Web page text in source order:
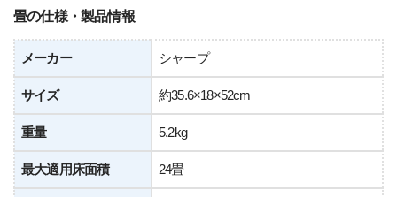
畳の仕様・製品情報
メーカー シャープ
サイズ 約35.6×18×52cm
重量 5.2kg
最大適用床面積 24畳